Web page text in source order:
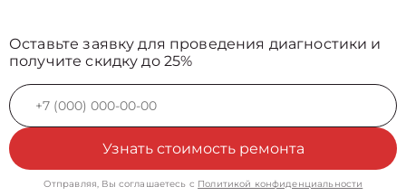
Оставьте заявку для проведения диагностики и
получите скидку до 25%
Узнать стоимость ремонта
Отправляя, Вы соглашаетесь с Политикой конфиденциальности